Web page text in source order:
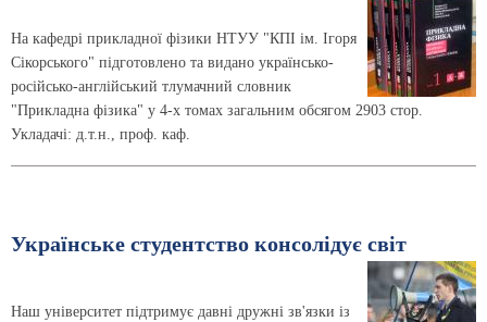
На кафедрі прикладної фізики НТУУ "КПІ ім. Ігоря
Сікорського" підготовлено та видано українсько-
російсько-англійський тлумачний словник
"Прикладна фізика" у 4-х томах загальним обсягом 2903 стор.
Укладачі: д.т.н., проф. каф.
Українське студентство консолідує світ
Наш університет підтримує давні дружні зв'язки із